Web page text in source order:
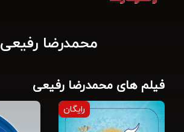
محمدرضا رفیعی
فیلم های محمدرضا رفیعی
رایگان